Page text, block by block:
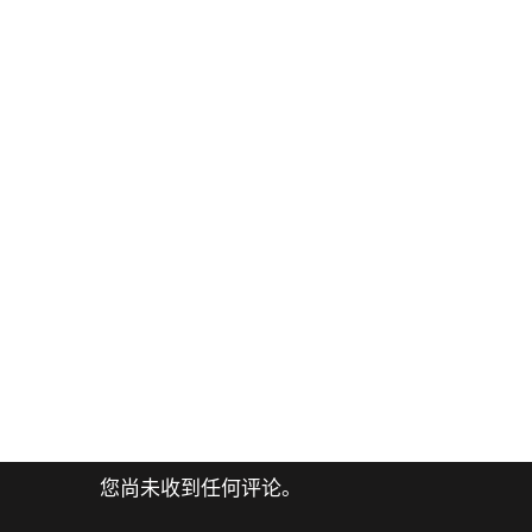
您尚未收到任何评论。